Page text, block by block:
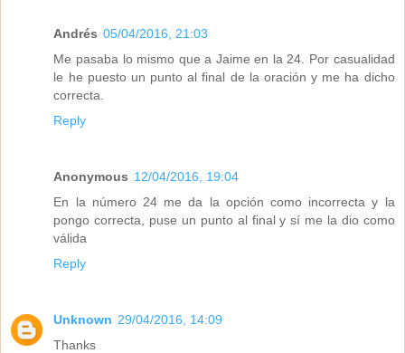
Andrés 05/04/2016, 21:03
Me pasaba lo mismo que a Jaime en la 24. Por casualidad
le he puesto un punto al final de la oración y me ha dicho
correcta.
Reply
Anonymous 12/04/2016, 19:04
En la número 24 me da la opción como incorrecta y la
pongo correcta, puse un punto al final y sí me la dio como
válida
Reply
Unknown 29/04/2016, 14:09
Thanks